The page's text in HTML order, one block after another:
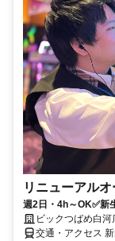
リニューアル
週2日・4h～OK✅新
ビックつばめ白河
交通・アクセス